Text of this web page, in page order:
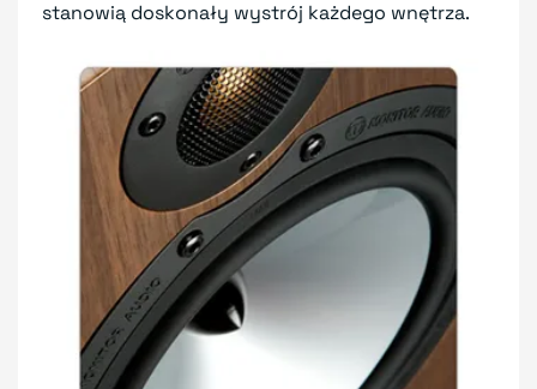
stanowią doskonały wystrój każdego wnętrza.